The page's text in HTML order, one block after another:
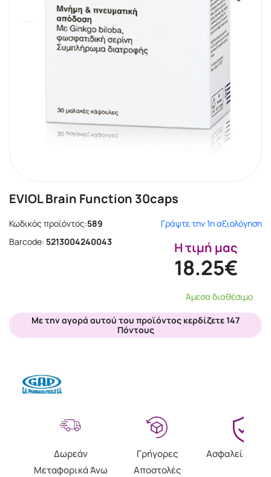
EVIOL Brain Function 30caps
Κωδικός προϊόντος:589
Γράψτε την 1η αξιολόγηση
Barcode: 5213004240043 Η τιμή μας
18.25€
Άμεσα διαθέσιμο
Με την αγορά αυτού του προϊόντος κερδίζετε 147
Πόντους
Δωρεάν
Μεταφορικά Άνω
Γρήγορες
Αποστολές
Ασφαλείς